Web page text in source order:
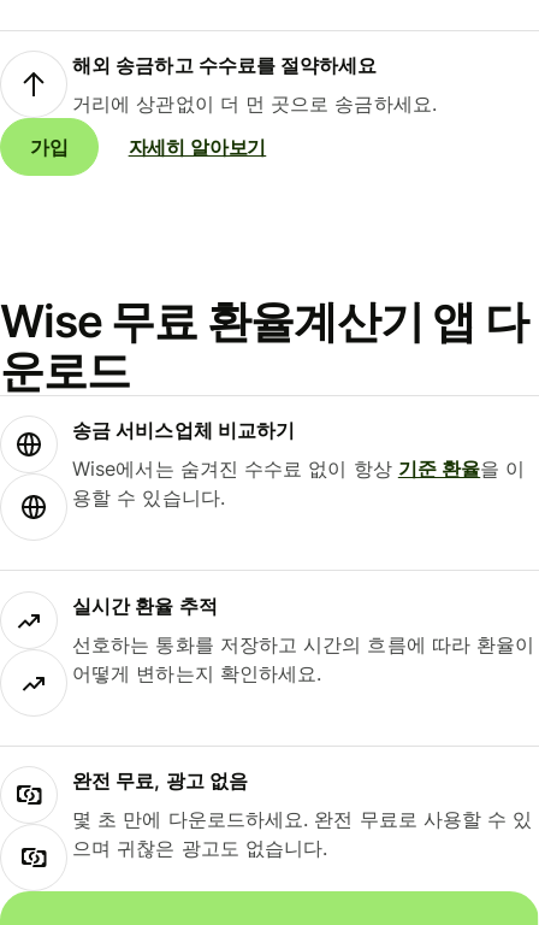
해외 송금하고 수수료를 절약하세요
거리에 상관없이 더 먼 곳으로 송금하세요.
가입
자세히 알아보기
Wise 무료 환율계산기 앱 다
운로드
송금 서비스업체 비교하기
Wise에서는 숨겨진 수수료 없이 항상 기준 환율을 이
용할 수 있습니다.
실시간 환율 추적
선호하는 통화를 저장하고 시간의 흐름에 따라 환율이
어떻게 변하는지 확인하세요.
완전 무료, 광고 없음
몇 초 만에 다운로드하세요. 완전 무료로 사용할 수 있
으며 귀찮은 광고도 없습니다.